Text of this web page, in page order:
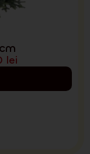
lei